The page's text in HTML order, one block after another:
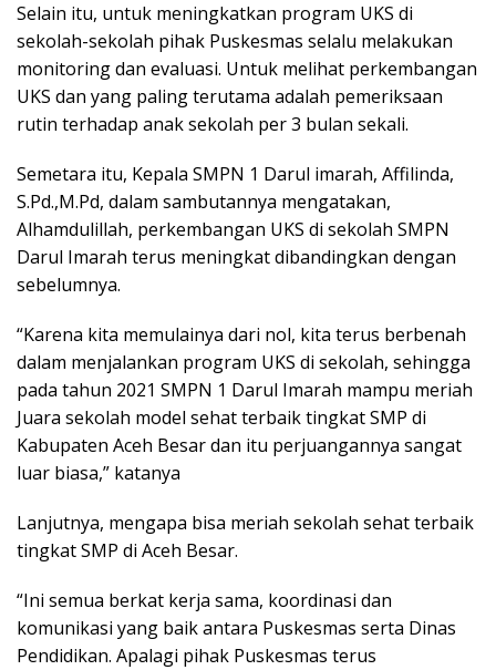
Selain itu, untuk meningkatkan program UKS di
sekolah-sekolah pihak Puskesmas selalu melakukan
monitoring dan evaluasi. Untuk melihat perkembangan
UKS dan yang paling terutama adalah pemeriksaan
rutin terhadap anak sekolah per 3 bulan sekali.
Semetara itu, Kepala SMPN 1 Darul imarah, Affilinda,
S.Pd.,M.Pd, dalam sambutannya mengatakan,
Alhamdulillah, perkembangan UKS di sekolah SMPN
Darul Imarah terus meningkat dibandingkan dengan
sebelumnya.
“Karena kita memulainya dari nol, kita terus berbenah
dalam menjalankan program UKS di sekolah, sehingga
pada tahun 2021 SMPN 1 Darul Imarah mampu meriah
Juara sekolah model sehat terbaik tingkat SMP di
Kabupaten Aceh Besar dan itu perjuangannya sangat
luar biasa,” katanya
Lanjutnya, mengapa bisa meriah sekolah sehat terbaik
tingkat SMP di Aceh Besar.
“Ini semua berkat kerja sama, koordinasi dan
komunikasi yang baik antara Puskesmas serta Dinas
Pendidikan. Apalagi pihak Puskesmas terus